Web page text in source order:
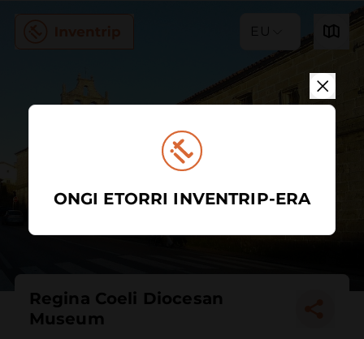
EU
Regina Coeli Diocesan
Museum
ONGI ETORRI INVENTRIP-ERA